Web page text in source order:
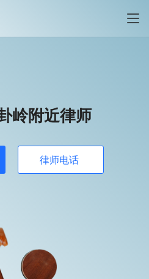
岭附近律师
律师电话